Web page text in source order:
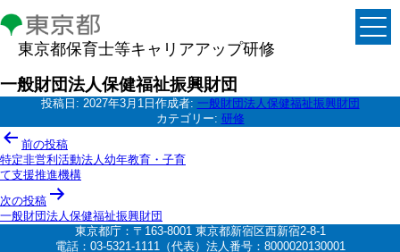
東京都保育士等キャリアアップ研修
一般財団法人保健福祉振興財団
投稿日: 2027年3月1日 作成者: 一般財団法人保健福祉振興財団
カテゴリー: 研修
投
稿
ナ
ビ
ゲ
前の投稿
特定非営利活動法人幼年教育・子育
て支援推進機構
次の投稿
一般財団法人保健福祉振興財団
東京都庁：〒163-8001 東京都新宿区西新宿2-8-1
電話：03-5321-1111（代表）法人番号：8000020130001